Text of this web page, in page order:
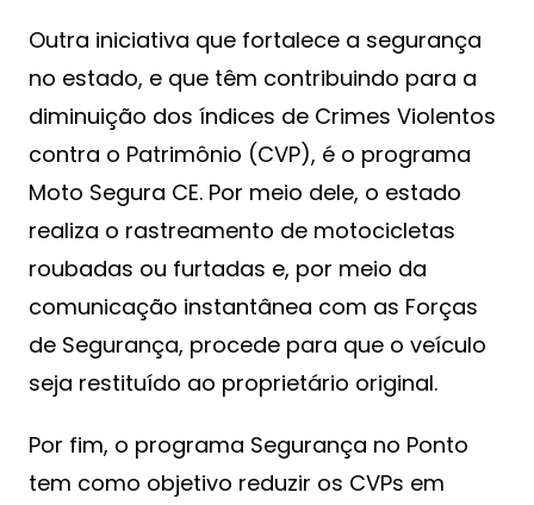
Outra iniciativa que fortalece a segurança
no estado, e que têm contribuindo para a
diminuição dos índices de Crimes Violentos
contra o Patrimônio (CVP), é o programa
Moto Segura CE. Por meio dele, o estado
realiza o rastreamento de motocicletas
roubadas ou furtadas e, por meio da
comunicação instantânea com as Forças
de Segurança, procede para que o veículo
seja restituído ao proprietário original.
Por fim, o programa Segurança no Ponto
tem como objetivo reduzir os CVPs em